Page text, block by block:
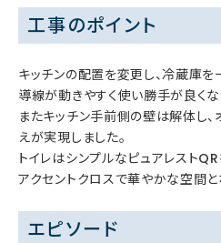
工事のポイント
キッチンの配置を変更し、冷蔵庫を
導線が動きやすく使い勝手が良くな
またキッチン手前側の壁は解体し
えが実現しました。
トイレはシンプルなピュアレスト
アクセントクロスで華やかな空間と
エピソード